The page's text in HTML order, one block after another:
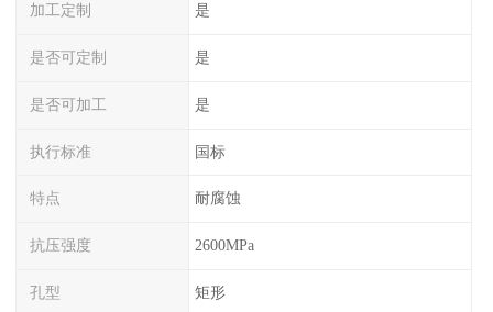
加工定制 是
是否可定制 是
是否可加工 是
执行标准 国标
特点 耐腐蚀
抗压强度 2600MPa
孔型 矩形